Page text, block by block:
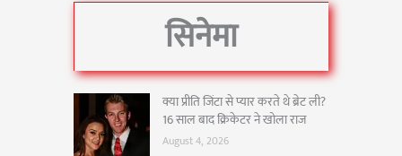
सिनेमा
क्या प्रीति जिंटा से प्यार करते थे ब्रेट ली?
16 साल बाद क्रिकेटर ने खोला राज
August 4, 2026